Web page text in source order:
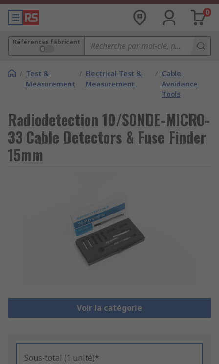
0
Références fabricant
/ Test &
Measurement
/ Electrical Test &
Measurement
/ Cable
Avoidance
Tools
Radiodetection 10/SONDE-MICRO-
33 Cable Detectors & Fuse Finder
15mm
Voir la catégorie
Sous-total (1 unité)*